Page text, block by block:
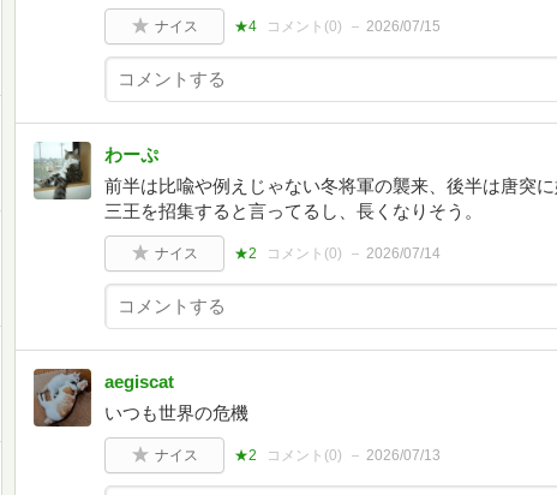
ナイス ★4 コメント(0) 2026/07/15
わーぷ
前半は比喩や例えじゃない冬将軍の襲来、後半は唐突
三王を招集すると言ってるし、長くなりそう。
ナイス ★2 コメント(0) 2026/07/14
aegiscat
いつも世界の危機
ナイス ★2 コメント(0) 2026/07/13